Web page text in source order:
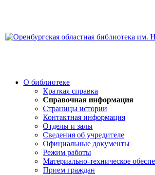
О библиотеке
Краткая справка
Справочная информация
Страницы истории
Контактная информация
Отделы и залы
Сведения об учредителе
Официальные документы
Режим работы
Материально-техническое
Прием граждан